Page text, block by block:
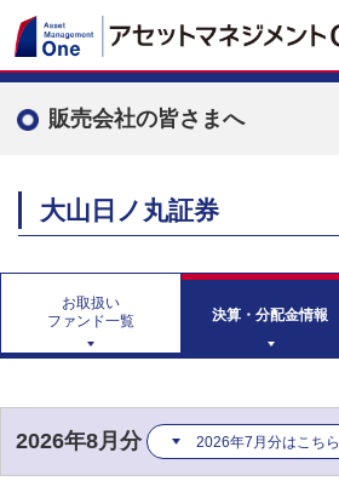
販売会社の皆さまへ
大山日ノ丸証券
お取扱い
ファンド一覧
決算・分配金情報
2026年8月分 2026年7月分はこちら